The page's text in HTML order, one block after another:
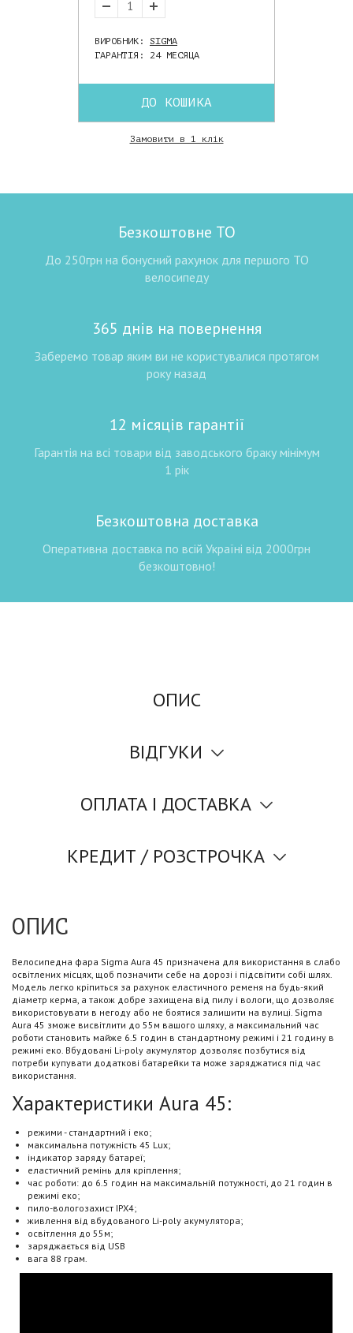
ВИРОБНИК: SIGMA
ГАРАНТІЯ: 24 МЕСЯЦА
ДО КОШИКА
Замовити в 1 клік
Безкоштовне ТО
До 250грн на бонусний рахунок для першого ТО
велосипеду
365 днів на повернення
Заберемо товар яким ви не користувалися протягом
року назад
12 місяців гарантії
Гарантія на всі товари від заводського браку мінімум
1 рік
Безкоштовна доставка
Оперативна доставка по всій Україні від 2000грн
безкоштовно!
ОПИС
ВІДГУКИ
ОПЛАТА І ДОСТАВКА
КРЕДИТ / РОЗСТРОЧКА
ОПИС
Велосипедна фара Sigma Aura 45 призначена для використання в слабо
освітлених місцях, щоб позначити себе на дорозі і підсвітити собі шлях.
Модель легко кріпиться за рахунок еластичного ременя на будь-який
діаметр керма, а також добре захищена від пилу і вологи, що дозволяє
використовувати в негоду або не боятися залишити на вулиці. Sigma
Aura 45 зможе висвітлити до 55м вашого шляху, а максимальний час
роботи становить майже 6.5 годин в стандартному режимі і 21 годину в
режимі еко. Вбудовані Li-poly акумулятор дозволяє позбутися від
потреби купувати додаткові батарейки та може заряджатися під час
використання.
Характеристики Aura 45:
режими - стандартний і еко;
максимальна потужність 45 Lux;
індикатор заряду батареї;
еластичний ремінь для кріплення;
час роботи: до 6.5 годин на максимальній потужності, до 21 годин в
режимі еко;
пило-вологозахист IPX4;
живлення від вбудованого Li-poly акумулятора;
освітлення до 55м;
заряджається від USB
вага 88 грам.